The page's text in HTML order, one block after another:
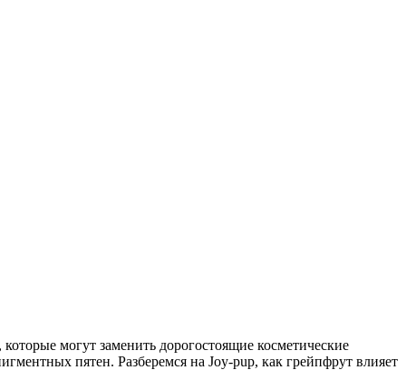
могут заменить дорогостоящие косметические
пятен. Разберемся на Joy-pup, как грейпфрут влияет